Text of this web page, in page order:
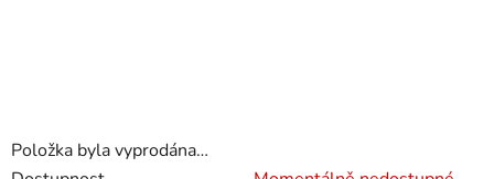
Položka byla vyprodána…